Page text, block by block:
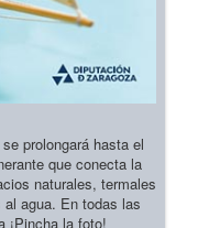
prolongará hasta el
que conecta la
naturales, termales
agua. En todas las
¡Pincha la foto!